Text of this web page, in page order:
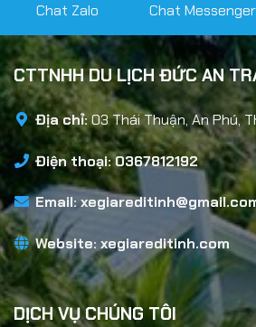
Chat Zalo Chat Messenger
CTTNHH DU LỊCH ĐỨC AN
Địa chỉ:03 Thái Thuận, An Phú,
Điện thoại: 0367812192
Email:
Website: xegiareditinh.com
DỊCH VỤ CHÚNG TÔI